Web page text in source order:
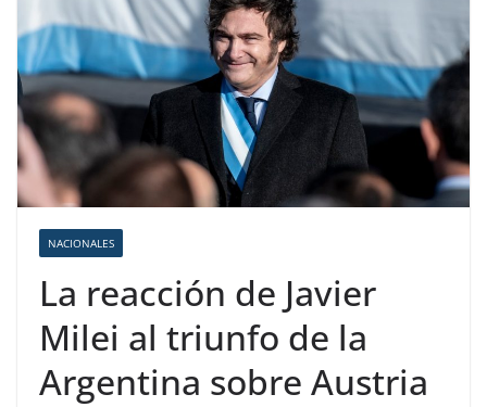
NACIONALES
La reacción de Javier
Milei al triunfo de la
Argentina sobre Austria